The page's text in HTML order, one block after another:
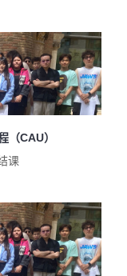
（CAU）
课